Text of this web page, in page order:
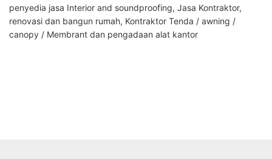
penyedia jasa Interior and soundproofing, Jasa Kontraktor,
renovasi dan bangun rumah, Kontraktor Tenda / awning /
canopy / Membrant dan pengadaan alat kantor